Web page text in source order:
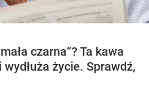
czarna”? Ta kawa
życie. Sprawdź,